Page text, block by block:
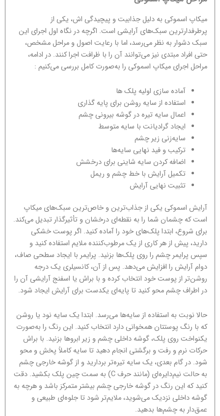
میکاپ اسموکی به دلیل جذابیت و پیچیدگی اش، یکی از
پرطرفدارترین سبک‌های آرایشی است. اگرچه در نگاه اول اجرای این
سبک دشوار به نظر می‌رسد، اما با رعایت اصول و مراحل مشخص،
حتی افراد مبتدی نیز می‌توانند آن را با ظرافت اجرا کنند. در ادامه،
مراحل اجرای میکاپ اسموکی را به‌صورت کامل بررسی می‌کنیم :
آماده‌ سازی اولیه پلک ‌ها
استفاده از سایه روشن برای پایه ‌گذاری
اعمال سایه تیره در گوشه بیرونی چشم
ایجاد گرادیانت با سایه متوسط
سایه‌زنی زیر چشم
ترکیب و فید نهایی سایه‌ها
اضافه کردن سایه شاینی برای درخشش
تکمیل آرایش با خط چشم و ریمل
تثبیت نهایی آرایش
آرایش اسموکی یکی از جذاب‌ترین و خاص‌ترین سبک‌های میکاپ
است که چشمان شما را به نقطه‌ای درخشان و تأثیرگذار تبدیل می‌کند.
برای شروع، ابتدا پلک‌های خود را آماده کنید. اگر پوست خشکی
دارید، پیش از هر کاری از یک مرطوب‌کننده ملایم استفاده کنید و
سپس پرایمر چشم را روی پلک‌ها بزنید. پرایمر با ایجاد سطحی صاف،
دوام آرایش را افزایش می‌دهد. پس از آن، کانسیلری یک درجه
روشن‌تر از پوست خود انتخاب کرده و با براش یا اسفنج آرایشی آن را
در اطراف چشم محو کنید تا پایه‌ای یکدست برای آرایش ایجاد شود.
حالا نوبت به استفاده از سایه‌ها می‌رسد. ابتدا یک سایه نود یا روشن
که با رنگ پوستتان همخوانی دارد انتخاب کنید. این رنگ را به‌صورت
یکنواخت روی پلک، گوشه داخلی چشم و زیر ابروها بزنید. با براش
حرکات نرم و رفت و برگشتی انجام دهید تا سایه کاملاً پخش و محو
شود. در گام بعدی، یک سایه تیره‌تر بردارید و از گوشه خارجی چشم
به حالت نیم‌دایره‌ای (مانند حرف C) به سمت چین پلک بکشید. دقت
کنید که این رنگ در گوشه خارجی چشم بیشتر متمرکز باشد و هرچه به
گوشه داخلی نزدیک می‌شوید، ملایم‌تر شود تا جلوه‌ای طبیعی و
عمق‌دار به چشم‌ها بدهید.